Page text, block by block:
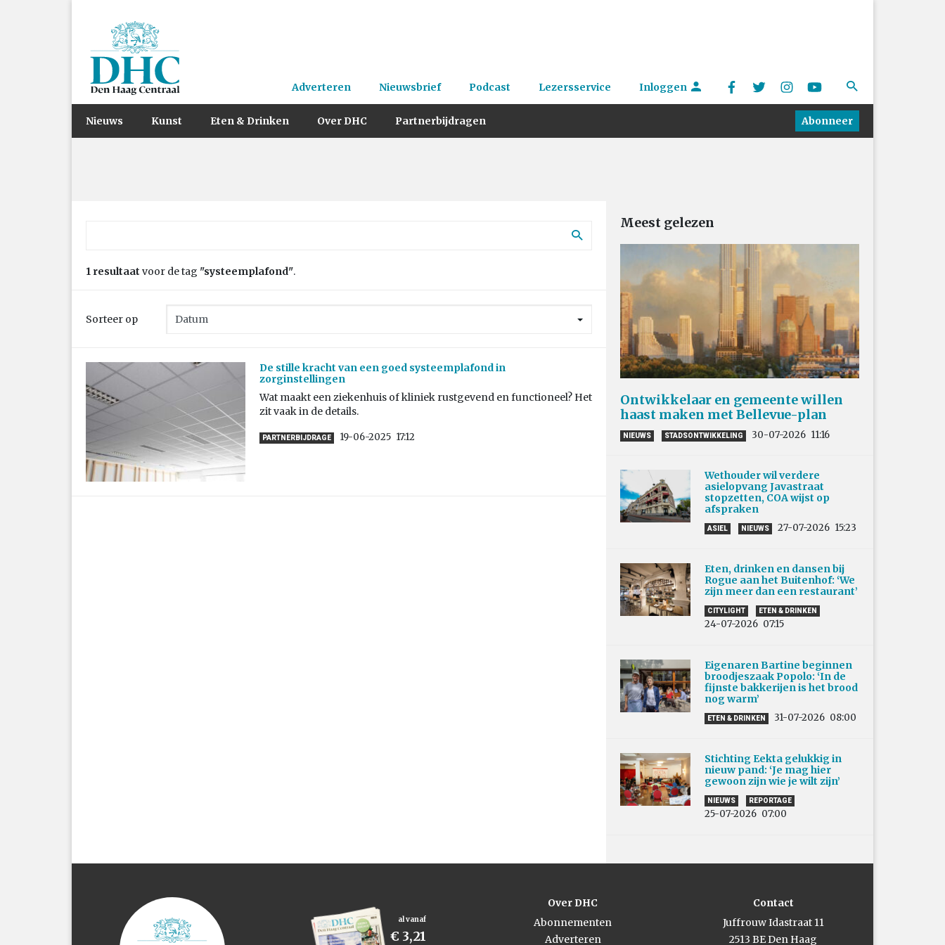
Adverteren Nieuwsbrief Podcast Lezersservice Inloggen
Nieuws Kunst Eten & Drinken Over DHC Partnerbijdragen Abonneer
1 resultaat voor de tag "systeemplafond".
Sorteer op
De stille kracht van een goed systeemplafond in
zorginstellingen
Wat maakt een ziekenhuis of kliniek rustgevend en functioneel? Het
zit vaak in de details.
PARTNERBIJDRAGE 19-06-2025 17:12
Meest gelezen
Ontwikkelaar en gemeente willen
haast maken met Bellevue-plan
NIEUWS STADSONTWIKKELING 30-07-2026 11:16
Wethouder wil verdere
asielopvang Javastraat
stopzetten, COA wijst op
afspraken
ASIEL NIEUWS 27-07-2026 15:23
Eten, drinken en dansen bij
Rogue aan het Buitenhof: ‘We
zijn meer dan een restaurant’
CITYLIGHT ETEN & DRINKEN
24-07-2026 07:15
Eigenaren Bartine beginnen
broodjeszaak Popolo: ‘In de
fijnste bakkerijen is het brood
nog warm’
ETEN & DRINKEN 31-07-2026 08:00
Stichting Eekta gelukkig in
nieuw pand: ‘Je mag hier
gewoon zijn wie je wilt zijn’
NIEUWS REPORTAGE
25-07-2026 07:00
al vanaf
€ 3,21
Over DHC
Abonnementen
Adverteren
Contact
Juffrouw Idastraat 11
2513 BE Den Haag